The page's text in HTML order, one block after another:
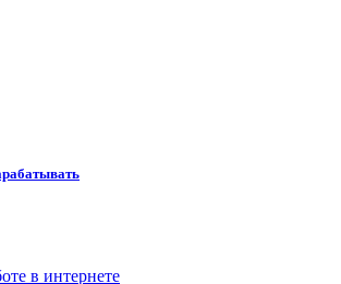
в интернете